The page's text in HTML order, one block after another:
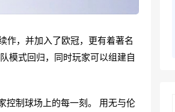
作，并加入了欧冠，更有着著名
模式回归，同时玩家可以组建自
制球场上的每一刻。 用无与伦